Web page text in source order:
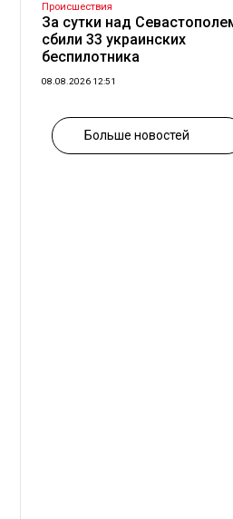
Происшествия
За сутки над
сбили 33 украинских
беспилотника
08.08.2026 12:51
Больше новостей